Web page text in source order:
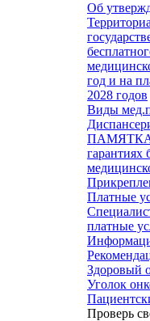
Об
год и на
2028 годов
Виды
ПАМЯТКА
гарантиях
Платные
платные
Здоровый
Уголок
Проверь